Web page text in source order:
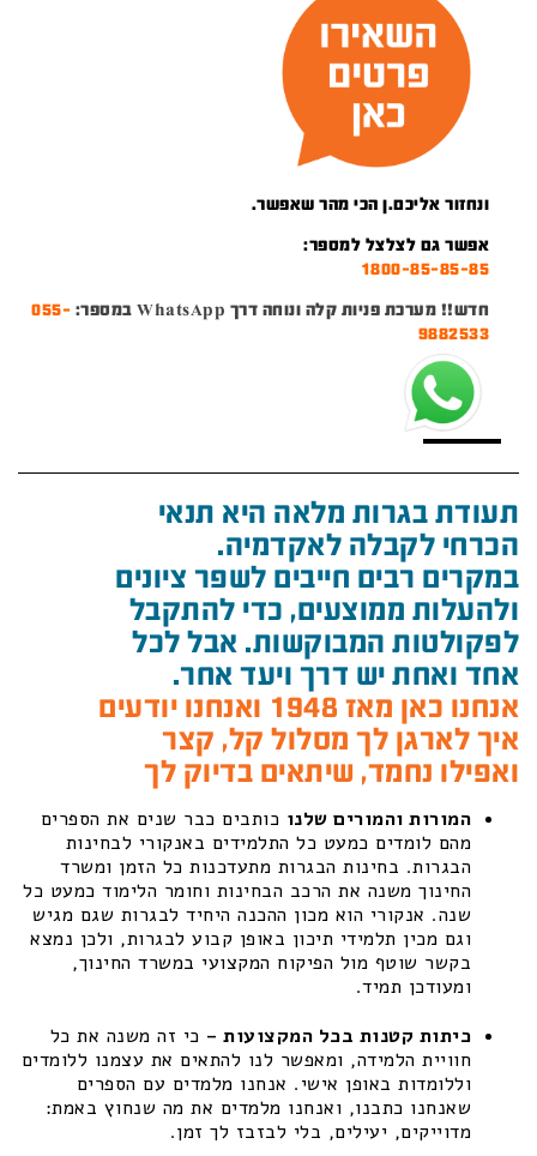
ונחזור אליכם.ן הכי מהר שאפשר.
אפשר גם לצלצל למספר:
1800-85-85-85
חדש!! מערכת פניות קלה ונוחה דרך WhatsApp במספר:
055-
9882533
תעודת בגרות מלאה היא תנאי
הכרחי לקבלה לאקדמיה.
במקרים רבים חייבים לשפר ציונים
ולהעלות ממוצעים, כדי להתקבל
לפקולטות המבוקשות. אבל לכל
אחד ואחת יש דרך ויעד אחר.
אנחנו כאן מאז 1948 ואנחנו יודעים
איך לארגן לך מסלול קל, קצר
ואפילו נחמד, שיתאים בדיוק לך
המורות והמורים שלנו כותבים כבר שנים את הספרים
מהם לומדים כמעט כל התלמידים באנקורי לבחינות
הבגרות. בחינות הבגרות מתעדכנות כל הזמן ומשרד
החינוך משנה את הרכב הבחינות וחומר הלימוד כמעט כל
שנה. אנקורי הוא מכון ההכנה היחיד לבגרות שגם מגיש
וגם מכין תלמידי תיכון באופן קבוע לבגרות, ולכן נמצא
בקשר שוטף מול הפיקוח המקצועי במשרד החינוך,
ומעודכן תמיד.
כיתות קטנות בכל המקצועות – כי זה משנה את כל
חוויית הלמידה, ומאפשר לנו להתאים את עצמנו ללומדים
וללומדות באופן אישי. אנחנו מלמדים עם הספרים
שאנחנו כתבנו, ואנחנו מלמדים את מה שנחוץ באמת:
מדוייקים, יעילים, בלי לבזבז לך זמן.